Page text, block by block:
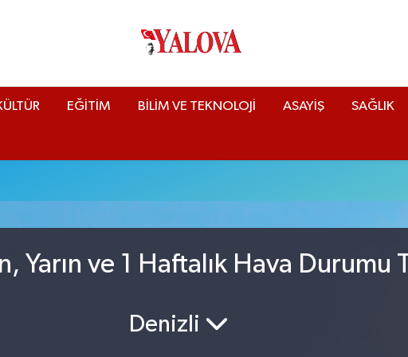
EĞİTİM BİLİM VE TEKNOLOJİ ASAYİŞ SAĞLIK
Yarın ve 1 Haftalık Hava Durumu
Denizli